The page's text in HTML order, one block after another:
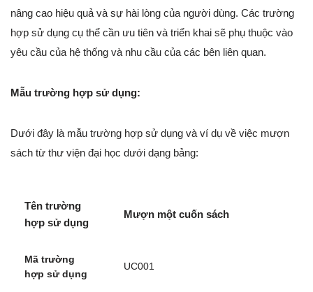
nâng cao hiệu quả và sự hài lòng của người dùng. Các trường
hợp sử dụng cụ thể cần ưu tiên và triển khai sẽ phụ thuộc vào
yêu cầu của hệ thống và nhu cầu của các bên liên quan.
Mẫu trường hợp sử dụng:
Dưới đây là mẫu trường hợp sử dụng và ví dụ về việc mượn
sách từ thư viện đại học dưới dạng bảng:
Tên trường
hợp sử dụng
Mượn một cuốn sách
Mã trường
hợp sử dụng
UC001